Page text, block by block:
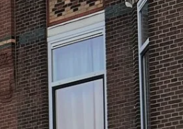
for
The